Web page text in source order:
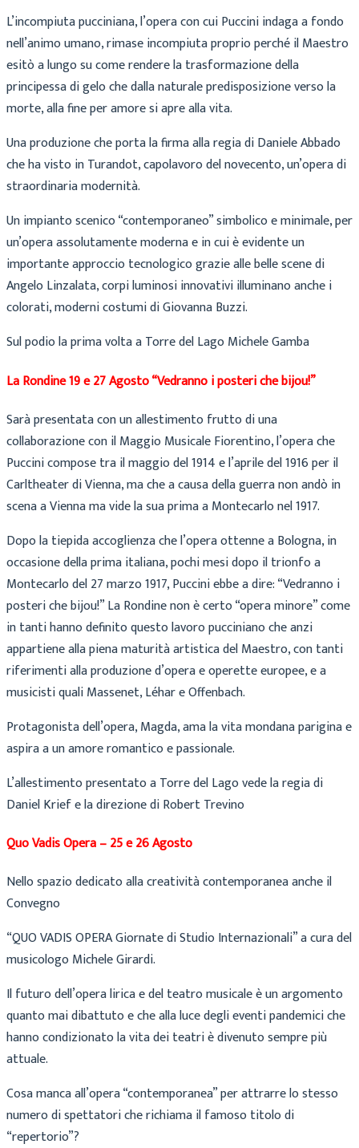
L’incompiuta pucciniana, l’opera con cui Puccini indaga a fondo
nell’animo umano, rimase incompiuta proprio perché il Maestro
esitò a lungo su come rendere la trasformazione della
principessa di gelo che dalla naturale predisposizione verso la
morte, alla fine per amore si apre alla vita.
Una produzione che porta la firma alla regia di Daniele Abbado
che ha visto in Turandot, capolavoro del novecento, un’opera di
straordinaria modernità.
Un impianto scenico “contemporaneo” simbolico e minimale, per
un’opera assolutamente moderna e in cui è evidente un
importante approccio tecnologico grazie alle belle scene di
Angelo Linzalata, corpi luminosi innovativi illuminano anche i
colorati, moderni costumi di Giovanna Buzzi.
Sul podio la prima volta a Torre del Lago Michele Gamba
La Rondine 19 e 27 Agosto “Vedranno i posteri che bijou!”
Sarà presentata con un allestimento frutto di una
collaborazione con il Maggio Musicale Fiorentino, l’opera che
Puccini compose tra il maggio del 1914 e l’aprile del 1916 per il
Carltheater di Vienna, ma che a causa della guerra non andò in
scena a Vienna ma vide la sua prima a Montecarlo nel 1917.
Dopo la tiepida accoglienza che l’opera ottenne a Bologna, in
occasione della prima italiana, pochi mesi dopo il trionfo a
Montecarlo del 27 marzo 1917, Puccini ebbe a dire: “Vedranno i
posteri che bijou!” La Rondine non è certo “opera minore” come
in tanti hanno definito questo lavoro pucciniano che anzi
appartiene alla piena maturità artistica del Maestro, con tanti
riferimenti alla produzione d’opera e operette europee, e a
musicisti quali Massenet, Léhar e Offenbach.
Protagonista dell’opera, Magda, ama la vita mondana parigina e
aspira a un amore romantico e passionale.
L’allestimento presentato a Torre del Lago vede la regia di
Daniel Krief e la direzione di Robert Trevino
Quo Vadis Opera – 25 e 26 Agosto
Nello spazio dedicato alla creatività contemporanea anche il
Convegno
“QUO VADIS OPERA Giornate di Studio Internazionali” a cura del
musicologo Michele Girardi.
Il futuro dell’opera lirica e del teatro musicale è un argomento
quanto mai dibattuto e che alla luce degli eventi pandemici che
hanno condizionato la vita dei teatri è divenuto sempre più
attuale.
Cosa manca all’opera “contemporanea” per attrarre lo stesso
numero di spettatori che richiama il famoso titolo di
“repertorio”?